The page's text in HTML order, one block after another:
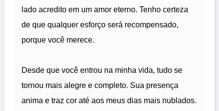
lado acredito em um amor eterno. Tenho certeza
de que qualquer esforço será recompensado,
porque você merece.
Desde que você entrou na minha vida, tudo se
tornou mais alegre e completo. Sua presença
anima e traz cor até aos meus dias mais nublados.